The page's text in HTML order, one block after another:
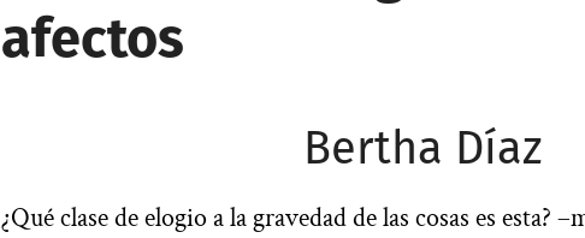
afectos
Bertha Díaz
¿Qué clase de elogio a la gravedad de las cosas es esta?